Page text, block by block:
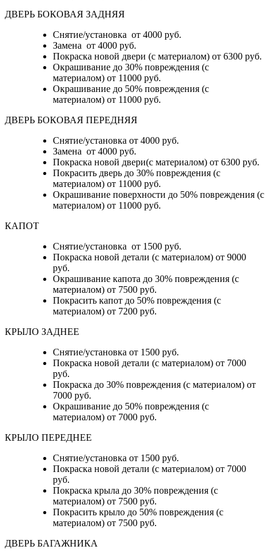
ДВЕРЬ БОКОВАЯ ЗАДНЯЯ
Снятие/установка от 4000 руб.
Замена от 4000 руб.
Покраска новой двери (с материалом) от 6300 руб.
Окрашивание до 30% повреждения (с
материалом) от 11000 руб.
Окрашивание до 50% повреждения (с
материалом) от 11000 руб.
ДВЕРЬ БОКОВАЯ ПЕРЕДНЯЯ
Снятие/установка от 4000 руб.
Замена от 4000 руб.
Покраска новой двери(с материалом) от 6300 руб.
Покрасить дверь до 30% повреждения (с
материалом) от 11000 руб.
Окрашивание поверхности до 50% повреждения (с
материалом) от 11000 руб.
КАПОТ
Снятие/установка от 1500 руб.
Покраска новой детали (с материалом) от 9000
руб.
Окрашивание капота до 30% повреждения (с
материалом) от 7500 руб.
Покрасить капот до 50% повреждения (с
материалом) от 7200 руб.
КРЫЛО ЗАДНЕЕ
Снятие/установка от 1500 руб.
Покраска новой детали (с материалом) от 7000
руб.
Покраска до 30% повреждения (с материалом) от
7000 руб.
Окрашивание до 50% повреждения (с
материалом) от 7000 руб.
КРЫЛО ПЕРЕДНЕЕ
Снятие/установка от 1500 руб.
Покраска новой детали (с материалом) от 7000
руб.
Покраска крыла до 30% повреждения (с
материалом) от 7500 руб.
Покрасить крыло до 50% повреждения (с
материалом) от 7500 руб.
ДВЕРЬ БАГАЖНИКА